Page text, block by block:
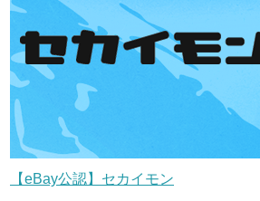
【eBay公認】セカイモン